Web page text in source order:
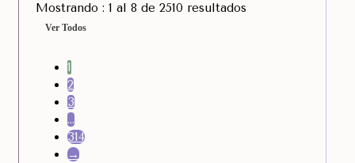
Mostrando : 1 al 8 de 2510 resultados
Ver Todos
1
2
3
…
314
→